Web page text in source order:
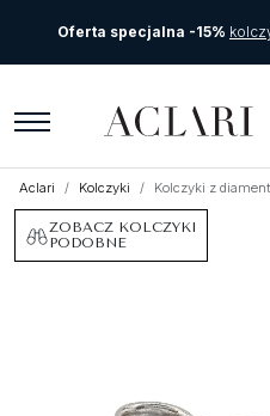
Oferta specjalna -15%
Aclari Kolczyki Kolczyki z
ZOBACZ KOLCZYKI
PODOBNE